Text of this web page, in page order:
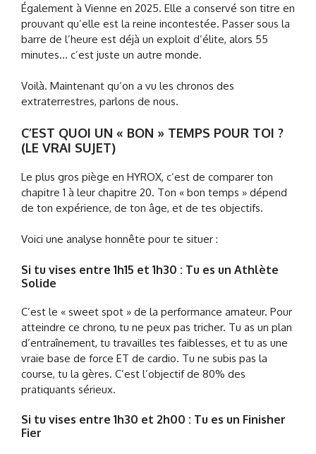
Également à Vienne en 2025. Elle a conservé son titre en
prouvant qu’elle est la reine incontestée. Passer sous la
barre de l’heure est déjà un exploit d’élite, alors 55
minutes… c’est juste un autre monde.
Voilà. Maintenant qu’on a vu les chronos des
extraterrestres, parlons de nous.
C’EST QUOI UN « BON » TEMPS POUR TOI ?
(LE VRAI SUJET)
Le plus gros piège en HYROX, c’est de comparer ton
chapitre 1 à leur chapitre 20. Ton « bon temps » dépend
de ton expérience, de ton âge, et de tes objectifs.
Voici une analyse honnête pour te situer :
Si tu vises entre 1h15 et 1h30 : Tu es un Athlète
Solide
C’est le « sweet spot » de la performance amateur. Pour
atteindre ce chrono, tu ne peux pas tricher. Tu as un plan
d’entraînement, tu travailles tes faiblesses, et tu as une
vraie base de force ET de cardio. Tu ne subis pas la
course, tu la gères. C’est l’objectif de 80% des
pratiquants sérieux.
Si tu vises entre 1h30 et 2h00 : Tu es un Finisher
Fier